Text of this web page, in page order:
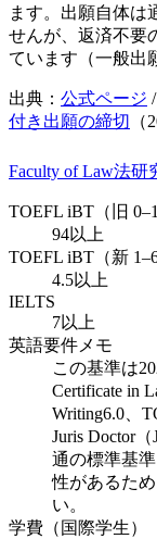
ます。出願自体は
せんが、返済不要
ています（一般出
出典： 公式ページ /
付き出願の締切 （
Faculty of Law法研
TOEFL iBT（旧
94以上
TOEFL iBT（新 1–6
4.5以上
IELTS
7以上
英語要件メモ
この基準は
Certificate in
Writing6.0、
Juris Doctor
通の標準基
性があるた
い。
学費（国際学生）